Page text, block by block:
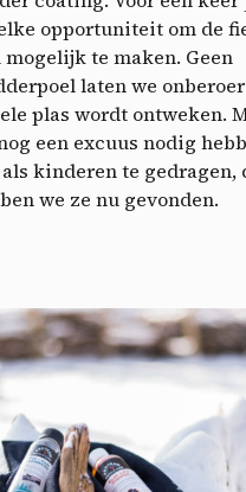
opportuniteit om de
te maken. Geen
laten we
plas wordt ontweken.
een excuus nodig
als kinderen te gedragen,
we ze nu gevonden.